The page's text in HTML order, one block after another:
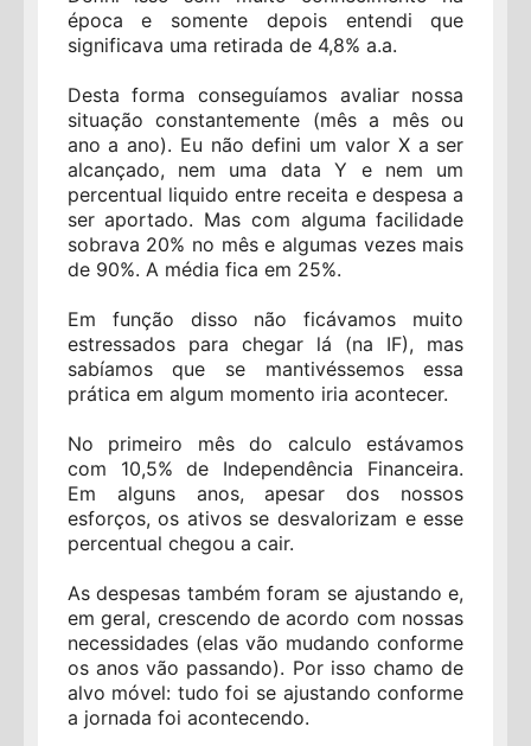
época e somente depois entendi que
significava uma retirada de 4,8% a.a.
Desta forma conseguíamos avaliar nossa
situação constantemente (mês a mês ou
ano a ano). Eu não defini um valor X a ser
alcançado, nem uma data Y e nem um
percentual liquido entre receita e despesa a
ser aportado. Mas com alguma facilidade
sobrava 20% no mês e algumas vezes mais
de 90%. A média fica em 25%.
Em função disso não ficávamos muito
estressados para chegar lá (na IF), mas
sabíamos que se mantivéssemos essa
prática em algum momento iria acontecer.
No primeiro mês do calculo estávamos
com 10,5% de Independência Financeira.
Em alguns anos, apesar dos nossos
esforços, os ativos se desvalorizam e esse
percentual chegou a cair.
As despesas também foram se ajustando e,
em geral, crescendo de acordo com nossas
necessidades (elas vão mudando conforme
os anos vão passando). Por isso chamo de
alvo móvel: tudo foi se ajustando conforme
a jornada foi acontecendo.